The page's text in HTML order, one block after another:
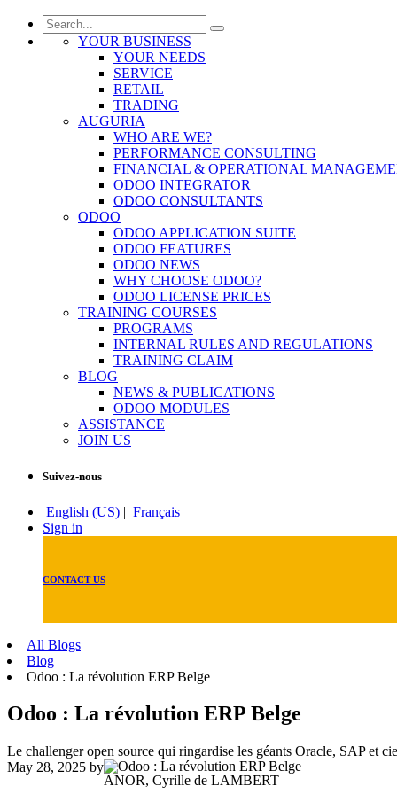
YOUR BUSINESS
YOUR NEEDS
SERVICE
RETAIL
TRADING
AUGURIA
WHO ARE WE?
PERFORMANCE CONSULTING
FINANCIAL & OPERATIONAL
ODOO INTEGRATOR
ODOO CONSULTANTS
ODOO
ODOO APPLICATION SUITE
ODOO FEATURES
ODOO NEWS
WHY CHOOSE ODOO?
ODOO LICENSE PRICES
TRAINING COURSES
PROGRAMS
INTERNAL RULES AND REGULATIONS
TRAINING CLAIM
BLOG
NEWS & PUBLICATIONS
ODOO MODULES
ASSISTANCE
JOIN US
Suivez-nous
English (US) | Français
Sign in
CONTACT US
All Blogs
Blog
Odoo : La révolution ERP Belge
Odoo : La révolution ERP Belge
Le challenger open source qui ringardise les géants Oracle, SAP et cie
May 28, 2025 by
ANOR, Cyrille de LAMBERT